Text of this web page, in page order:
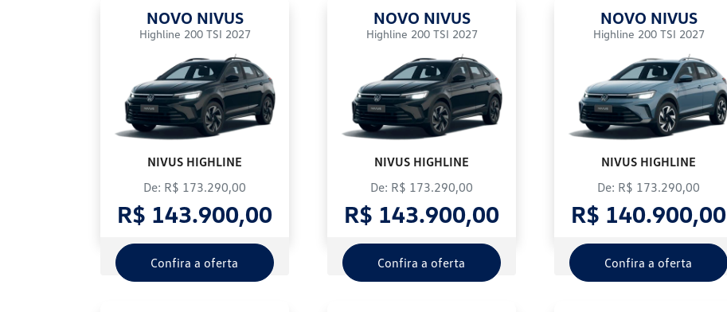
NOVO NIVUS
Highline 200 TSI 2027
NIVUS HIGHLINE
De: R$ 173.290,00
R$ 143.900,00
Confira a oferta
NOVO NIVUS
Highline 200 TSI 2027
NIVUS HIGHLINE
De: R$ 173.290,00
R$ 143.900,00
Confira a oferta
NOVO NIVUS
Highline 200 TSI 2027
NIVUS HIGHLINE
De: R$ 173.290,00
R$ 140.900,00
Confira a oferta